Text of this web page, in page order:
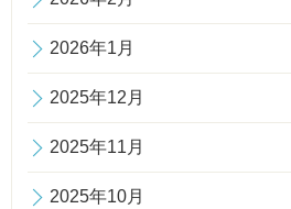
2026年1月
2025年12月
2025年11月
2025年10月